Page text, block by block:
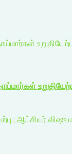
: ஆட்சியர்